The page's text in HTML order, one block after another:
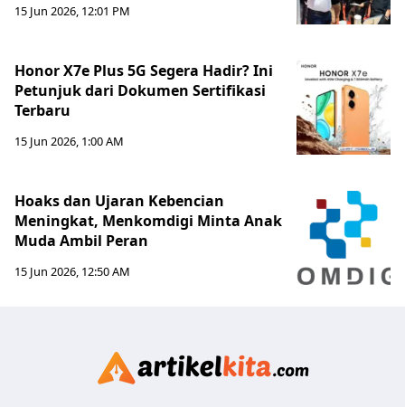
15 Jun 2026, 12:01 PM
Honor X7e Plus 5G Segera Hadir? Ini
Petunjuk dari Dokumen Sertifikasi
Terbaru
15 Jun 2026, 1:00 AM
Hoaks dan Ujaran Kebencian
Meningkat, Menkomdigi Minta Anak
Muda Ambil Peran
15 Jun 2026, 12:50 AM